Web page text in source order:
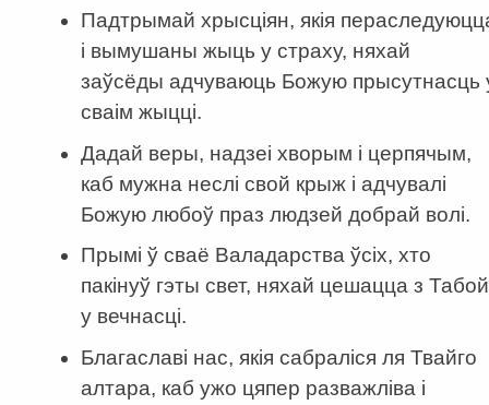
Падтрымай хрысціян, якія
і вымушаны жыць у страху, няхай
заўсёды адчуваюць Божую прысутнасць
сваім жыцці.
Дадай веры, надзеі хворым і церпячым,
каб мужна неслі свой крыж і адчувалі
Божую любоў праз людзей добрай волі.
Прымі ў сваё Валадарства ўсіх, хто
пакінуў гэты свет, няхай цешацца з Табой
у вечнасці.
Благаславі нас, якія сабраліся ля Твайго
алтара, каб ужо цяпер разважліва і